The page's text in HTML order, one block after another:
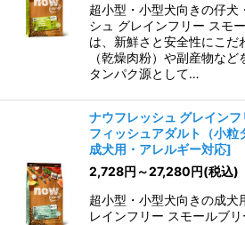
超小型・小型犬向きの仔犬
シュ グレインフリー スモ
は、新鮮さと安全性にこだ
（乾燥肉粉）や副産物な
タンパク源として…
ナウフレッシュ グレイン
フィッシュアダルト（小粒
成犬用・アレルギー対応]
2,728円 ～27,280円(税込)
超小型・小型犬向きの成犬
レインフリー スモールブ